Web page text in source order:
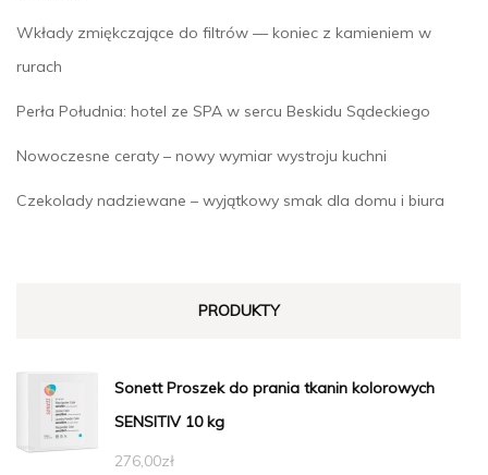
Wkłady zmiękczające do filtrów — koniec z kamieniem w
rurach
Perła Południa: hotel ze SPA w sercu Beskidu Sądeckiego
Nowoczesne ceraty – nowy wymiar wystroju kuchni
Czekolady nadziewane – wyjątkowy smak dla domu i biura
PRODUKTY
Sonett Proszek do prania tkanin kolorowych
SENSITIV 10 kg
276,00zł